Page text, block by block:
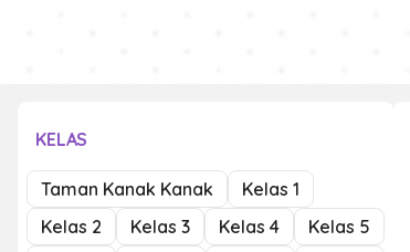
KELAS
Taman Kanak Kanak
Kelas 1
Kelas 2
Kelas 3 Kelas 4
Kelas 5